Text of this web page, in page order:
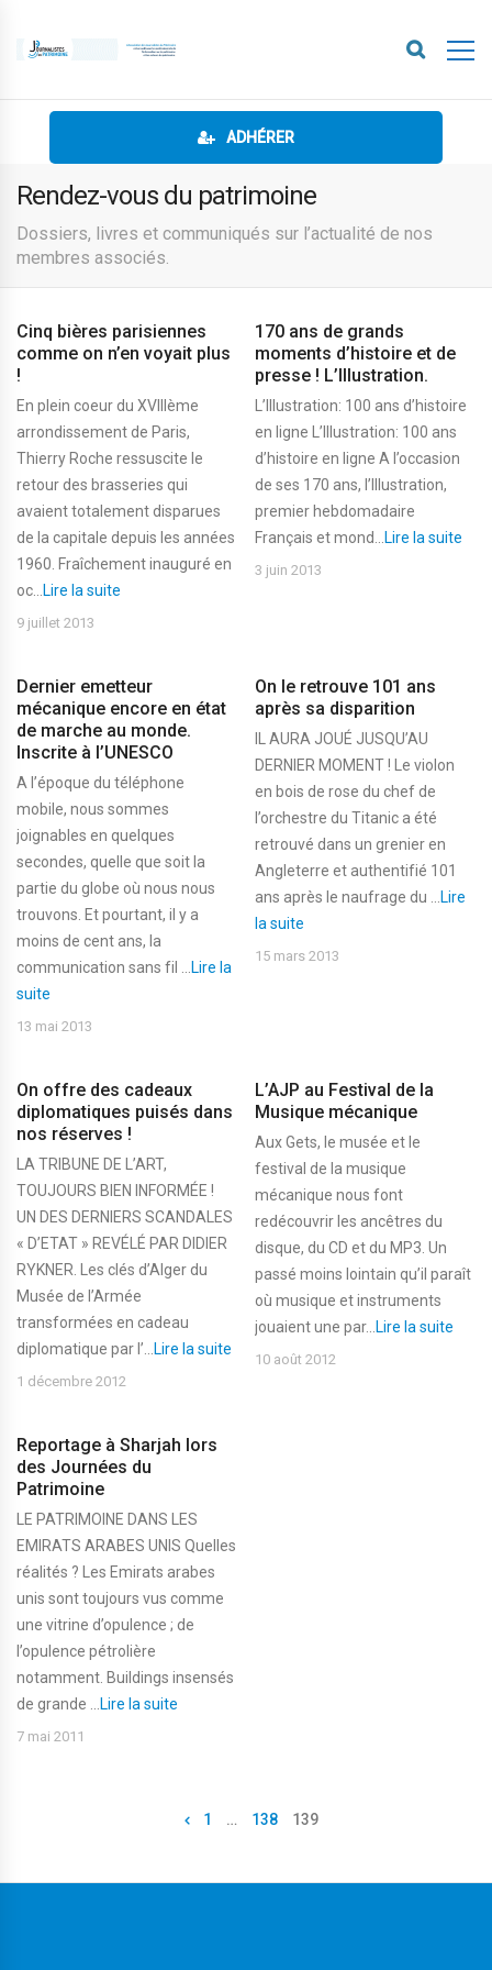
ADHÉRER
Rendez-vous du patrimoine
Dossiers, livres et communiqués sur l’actualité de nos
membres associés.
Cinq bières parisiennes
comme on n’en voyait plus
!
En plein coeur du XVIIIème
arrondissement de Paris,
Thierry Roche ressuscite le
retour des brasseries qui
avaient totalement disparues
de la capitale depuis les années
1960. Fraîchement inauguré en
oc...
Lire la suite
9 juillet 2013
170 ans de grands
moments d’histoire et de
presse ! L’Illustration.
L’Illustration: 100 ans d’histoire
en ligne L’Illustration: 100 ans
d’histoire en ligne A l’occasion
de ses 170 ans, l’Illustration,
premier hebdomadaire
Français et mond...
Lire la suite
3 juin 2013
Dernier emetteur
mécanique encore en état
de marche au monde.
Inscrite à l’UNESCO
A l’époque du téléphone
mobile, nous sommes
joignables en quelques
secondes, quelle que soit la
partie du globe où nous nous
trouvons. Et pourtant, il y a
moins de cent ans, la
communication sans fil ...
Lire la
suite
13 mai 2013
On le retrouve 101 ans
après sa disparition
IL AURA JOUÉ JUSQU’AU
DERNIER MOMENT ! Le violon
en bois de rose du chef de
l’orchestre du Titanic a été
retrouvé dans un grenier en
Angleterre et authentifié 101
ans après le naufrage du ...
Lire
la suite
15 mars 2013
On offre des cadeaux
diplomatiques puisés dans
nos réserves !
LA TRIBUNE DE L’ART,
TOUJOURS BIEN INFORMÉE !
UN DES DERNIERS SCANDALES
« D’ETAT » REVÉLÉ PAR DIDIER
RYKNER. Les clés d’Alger du
Musée de l’Armée
transformées en cadeau
diplomatique par l’...
Lire la suite
1 décembre 2012
L’AJP au Festival de la
Musique mécanique
Aux Gets, le musée et le
festival de la musique
mécanique nous font
redécouvrir les ancêtres du
disque, du CD et du MP3. Un
passé moins lointain qu’il paraît
où musique et instruments
jouaient une par...
Lire la suite
10 août 2012
Reportage à Sharjah lors
des Journées du
Patrimoine
LE PATRIMOINE DANS LES
EMIRATS ARABES UNIS Quelles
réalités ? Les Emirats arabes
unis sont toujours vus comme
une vitrine d’opulence ; de
l’opulence pétrolière
notamment. Buildings insensés
de grande ...
Lire la suite
7 mai 2011
1 … 138 139